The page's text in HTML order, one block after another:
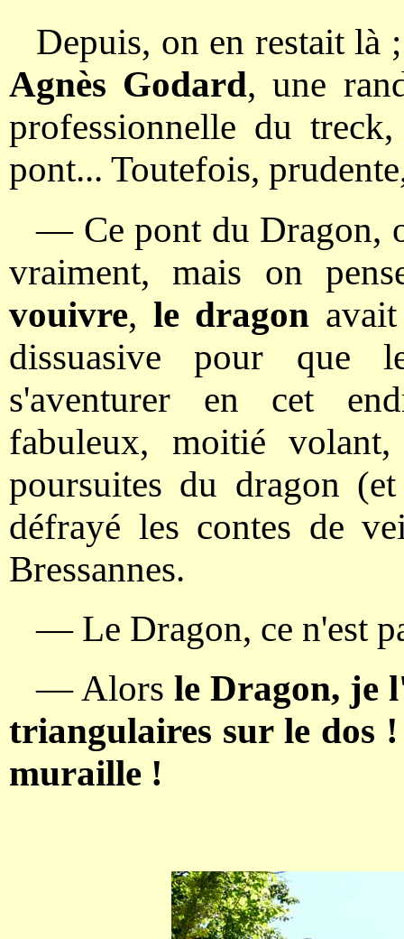
Depuis, on en restait là
Agnès Godard, une
professionnelle du
pont... Toutefois,
— Ce pont du Dragon,
vraiment, mais on
vouivre, le dragon
dissuasive pour que
s'aventurer en cet
fabuleux, moitié
poursuites du dragon
défrayé les contes de
Bressannes.
— Le Dragon, ce n'est
— Alors le Dragon, je
triangulaires sur le dos
muraille !